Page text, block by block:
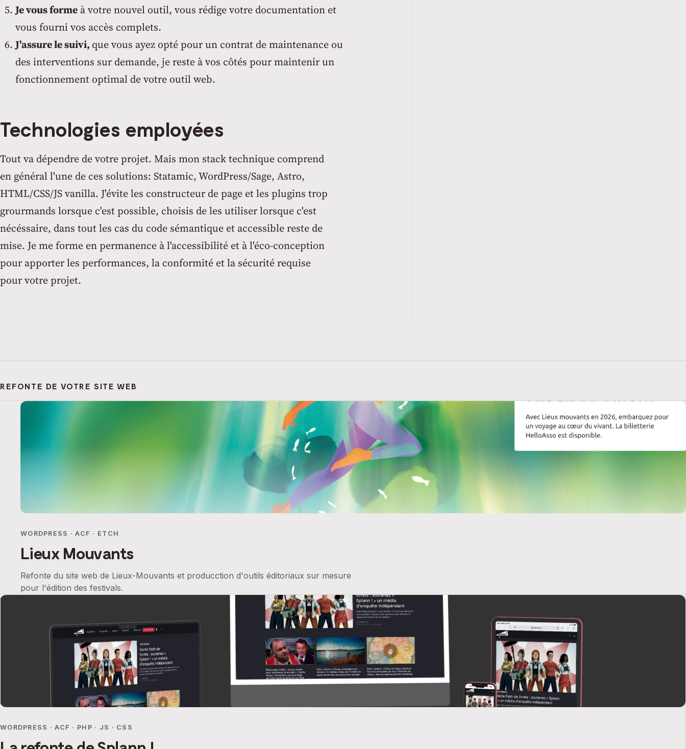
Je vous forme à votre nouvel outil, vous rédige votre documentation et
vous fourni vos accès complets.
J'assure le suivi, que vous ayez opté pour un contrat de maintenance ou
des interventions sur demande, je reste à vos côtés pour maintenir un
fonctionnement optimal de votre outil web.
Technologies employées
Tout va dépendre de votre projet. Mais mon stack technique comprend
en général l'une de ces solutions: Statamic, WordPress/Sage, Astro,
HTML/CSS/JS vanilla. J'évite les constructeur de page et les plugins trop
grourmands lorsque c'est possible, choisis de les utiliser lorsque c'est
nécéssaire, dans tout les cas du code sémantique et accessible reste de
mise. Je me forme en permanence à l'accessibilité et à l'éco-conception
pour apporter les performances, la conformité et la sécurité requise
pour votre projet.
REFONTE DE VOTRE SITE WEB
WORDPRESS · ACF · ETCH
Lieux Mouvants
Refonte du site web de Lieux-Mouvants et producction d'outils éditoriaux sur mesure
pour l'édition des festivals.
WORDPRESS · ACF · PHP · JS · CSS